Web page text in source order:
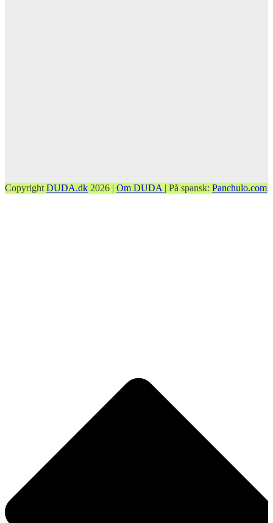
Copyright DUDA.dk 2026 | Om DUDA | På spansk: Panchulo.com